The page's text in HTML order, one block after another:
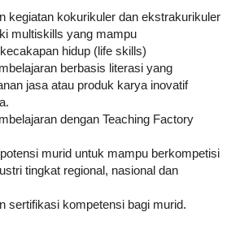
kegiatan kokurikuler dan ekstrakurikuler
multiskills yang mampu
hidup (life skills)
berbasis literasi yang
jasa atau produk karya inovatif
dengan Teaching Factory
murid untuk mampu berkompetisi
tingkat regional, nasional dan
sertifikasi kompetensi bagi murid.